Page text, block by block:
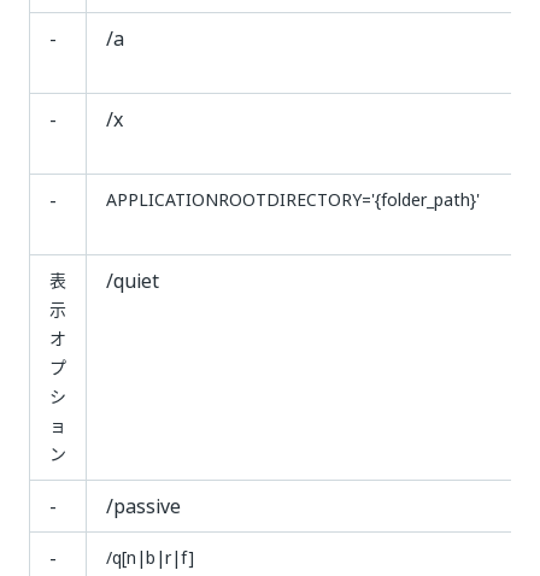
- /a
- /x
- APPLICATIONROOTDIRECTORY='{folder_path}'
表
示
オ
プ
シ
ョ
ン
/quiet
-
/passive
-
/q[n|b|r|f]